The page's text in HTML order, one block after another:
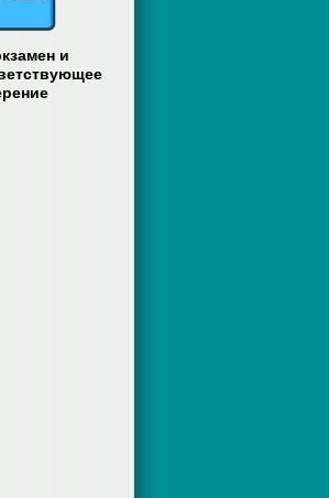
и